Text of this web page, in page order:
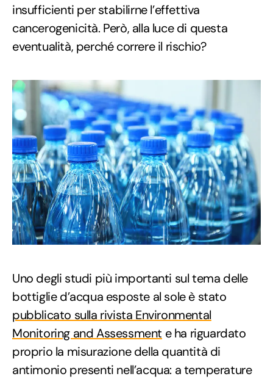
insufficienti per stabilirne l’effettiva
cancerogenicità. Però, alla luce di questa
eventualità, perché correre il rischio?
Uno degli studi più importanti sul tema delle
bottiglie d’acqua esposte al sole è stato
pubblicato sulla rivista Environmental
Monitoring and Assessment e ha riguardato
proprio la misurazione della quantità di
antimonio presenti nell’acqua: a temperature